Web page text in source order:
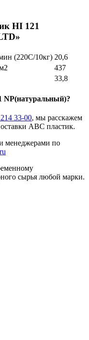
HI 121
(220С/10кг) 20,6
437
33,8
NP(натуральный)?
33-00, мы расскажем
ABC пластик.
менеджерами по
сырья любой марки.